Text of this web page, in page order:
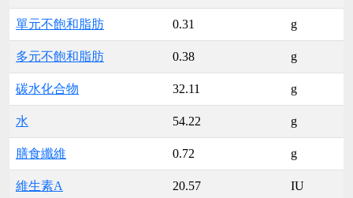
單元不飽和脂肪 0.31 g
多元不飽和脂肪 0.38 g
碳水化合物 32.11 g
水 54.22 g
膳食纖維 0.72 g
維生素A 20.57 IU